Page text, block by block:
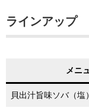
ラインアップ
メニ
貝出汁旨味ソバ（塩）